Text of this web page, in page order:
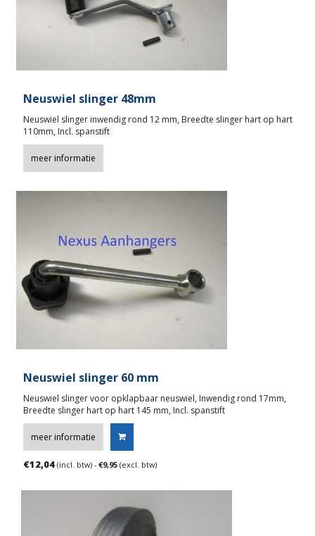
Neuswiel slinger 48mm
Neuswiel slinger inwendig rond 12 mm, Breedte slinger hart op hart
110mm, Incl. spanstift
meer informatie
Neuswiel slinger 60 mm
Neuswiel slinger voor opklapbaar neuswiel, Inwendig rond 17mm,
Breedte slinger hart op hart 145 mm, Incl. spanstift
meer informatie
€12,04 (incl. btw) - €9,95(excl. btw)